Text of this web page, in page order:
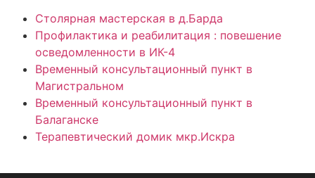
Столярная мастерская в д.Барда
Профилактика и реабилитация : повешение
осведомленности в ИК-4
Временный консультационный пункт в
Магистральном
Временный консультационный пункт в
Балаганске
Терапевтический домик мкр.Искра